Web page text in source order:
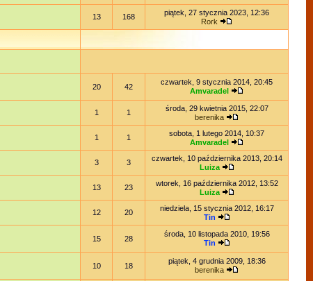
13 168
piątek, 27 stycznia 2023, 12:36
Rork
20 42
czwartek, 9 stycznia 2014, 20:45
Amvaradel
1 1
środa, 29 kwietnia 2015, 22:07
berenika
1 1
sobota, 1 lutego 2014, 10:37
Amvaradel
3 3
czwartek, 10 października 2013, 20:14
Luiza
13 23
wtorek, 16 października 2012, 13:52
Luiza
12 20
niedziela, 15 stycznia 2012, 16:17
Tin
15 28
środa, 10 listopada 2010, 19:56
Tin
10 18
piątek, 4 grudnia 2009, 18:36
berenika